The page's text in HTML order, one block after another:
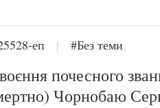
еп | #Без теми
почесного
Чорнобаю